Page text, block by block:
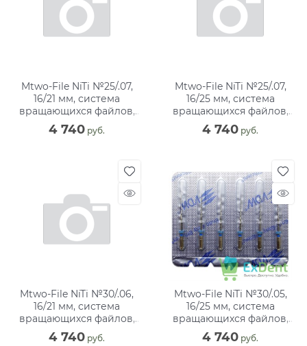
Mtwo-File NiTi №25/.07,
16/21 мм, система
вращающихся файлов,
блистер (6 шт)
4 740 руб.
Mtwo-File NiTi №25/.07,
16/25 мм, система
вращающихся файлов,
блистер (6 шт)
4 740 руб.
Mtwo-File NiTi №30/.06,
16/21 мм, система
вращающихся файлов,
блистер (6 шт)
4 740 руб.
Mtwo-File NiTi №30/.05,
16/25 мм, система
вращающихся файлов,
блистер (6 шт)
4 740 руб.